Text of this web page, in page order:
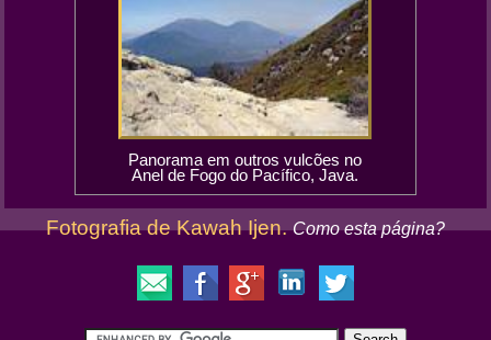
Panorama em outros vulcões no
Anel de Fogo do Pacífico, Java.
Fotografia de Kawah Ijen.Como esta página?